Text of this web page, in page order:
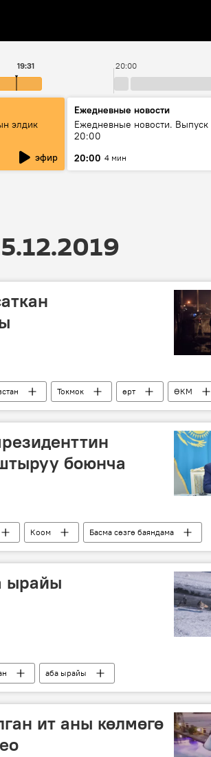
20:00
19:31
элдик
эфир
Ежедневные новости
Ежедневные новости. Выпуск
20:00
20:00 4 мин
Токмок өрт
ӨКМ
боюнча
Коом
Басма сөзгө баяндама
Токаев президент
ырайы
аба ырайы
ит аны көлмөгө